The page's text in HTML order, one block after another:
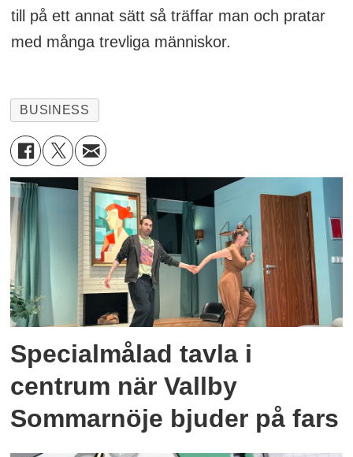
till på ett annat sätt så träffar man och pratar
med många trevliga människor.
BUSINESS
Specialmålad tavla i
centrum när Vallby
Sommarnöje bjuder på fars